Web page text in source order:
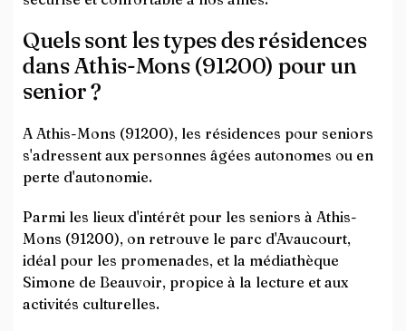
Quels sont les types des résidences
dans Athis-Mons (91200) pour un
senior ?
A Athis-Mons (91200), les résidences pour seniors
s'adressent aux personnes âgées autonomes ou en
perte d'autonomie.
Parmi les lieux d'intérêt pour les seniors à Athis-
Mons (91200), on retrouve le parc d'Avaucourt,
idéal pour les promenades, et la médiathèque
Simone de Beauvoir, propice à la lecture et aux
activités culturelles.